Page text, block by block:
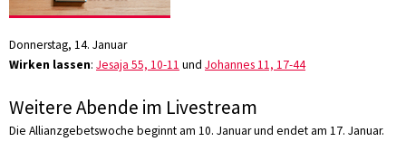
Donnerstag, 14. Januar
Wirken lassen: Jesaja 55, 10-11 und Johannes 11, 17-44
Weitere Abende im Livestream
Die Allianzgebetswoche beginnt am 10. Januar und endet am 17. Januar.